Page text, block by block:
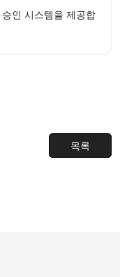
인 시스템을 제공합
목록